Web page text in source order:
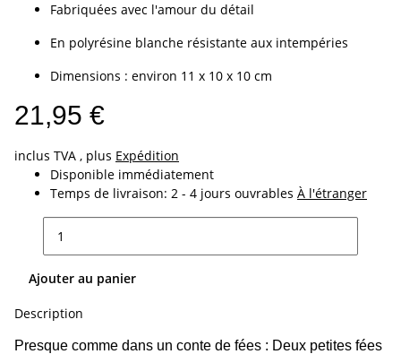
Fabriquées avec l'amour du détail
En polyrésine blanche résistante aux intempéries
Dimensions : environ 11 x 10 x 10 cm
21,95 €
inclus TVA , plus Expédition
Disponible immédiatement
Temps de livraison: 2 - 4 jours ouvrables À l'étranger
Ajouter au panier
Description
Presque comme dans un conte de fées : Deux petites fées